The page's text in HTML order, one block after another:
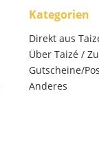
Kategorien
Direkt aus
Über Taizé /
Gutscheine/
Anderes